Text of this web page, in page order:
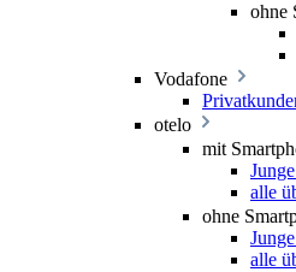
ohne
Vodafone
otelo
mit
alle
ohne
alle